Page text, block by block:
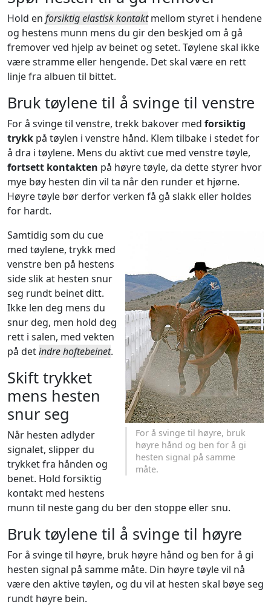
Hold en forsiktig elastisk kontaktmellom styret i hendene
og hestens munn mens du gir den beskjed om å gå
fremover ved hjelp av beinet og setet. Tøylene skal ikke
være stramme eller hengende. Det skal være en rett
linje fra albuen til bittet.
Bruk tøylene til å svinge til venstre
For å svinge til venstre, trekk bakover med forsiktig
trykk på tøylen i venstre hånd. Klem tilbake i stedet for
å dra i tøylene. Mens du aktivt cue med venstre tøyle,
fortsett kontakten på høyre tøyle, da dette styrer hvor
mye bøy hesten din vil ta når den runder et hjørne.
Høyre tøyle bør derfor verken få gå slakk eller holdes
for hardt.
For å svinge til høyre, bruk
høyre hånd og ben for å gi
hesten signal på samme
måte.
Samtidig som du cue
med tøylene, trykk med
venstre ben på hestens
side slik at hesten snur
seg rundt beinet ditt.
Ikke len deg mens du
snur deg, men hold deg
rett i salen, med vekten
på detindre hoftebeinet.
Skift trykket
mens hesten
snur seg
Når hesten adlyder
signalet, slipper du
trykket fra hånden og
benet. Hold forsiktig
kontakt med hestens
munn til neste gang du ber den stoppe eller snu.
Bruk tøylene til å svinge til høyre
For å svinge til høyre, bruk høyre hånd og ben for å gi
hesten signal på samme måte. Din høyre tøyle vil nå
være den aktive tøylen, og du vil at hesten skal bøye seg
rundt høyre bein.